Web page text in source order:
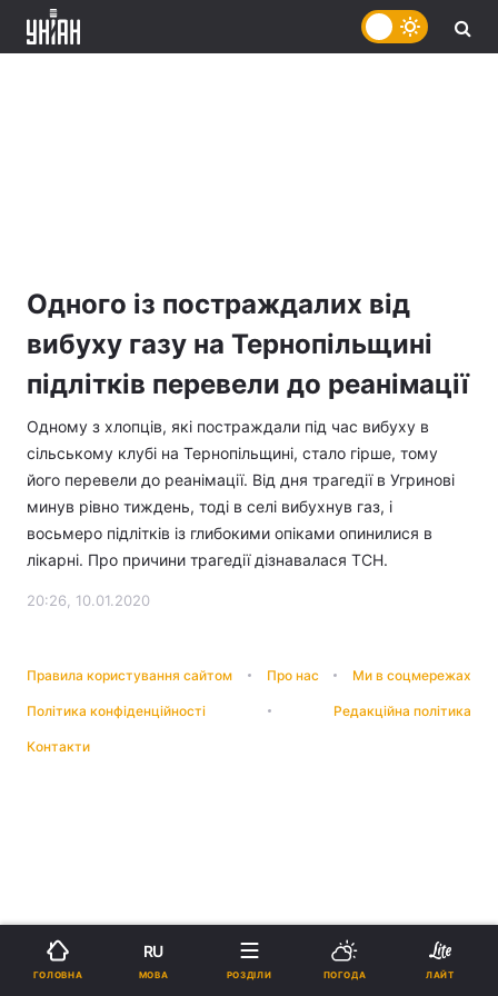
Одного із постраждалих від
вибуху газу на Тернопільщині
підлітків перевели до реанімації
Одному з хлопців, які постраждали під час вибуху в
сільському клубі на Тернопільщині, стало гірше, тому
його перевели до реанімації. Від дня трагедії в Угринові
минув рівно тиждень, тоді в селі вибухнув газ, і
восьмеро підлітків із глибокими опіками опинилися в
лікарні. Про причини трагедії дізнавалася ТСН.
20:26, 10.01.2020
Правила користування сайтом Про нас Ми в соцмережах
Політика конфіденційності Редакційна політика
Контакти
ГОЛОВНА
RU
МОВА РОЗДІЛИ ПОГОДА ЛАЙТ